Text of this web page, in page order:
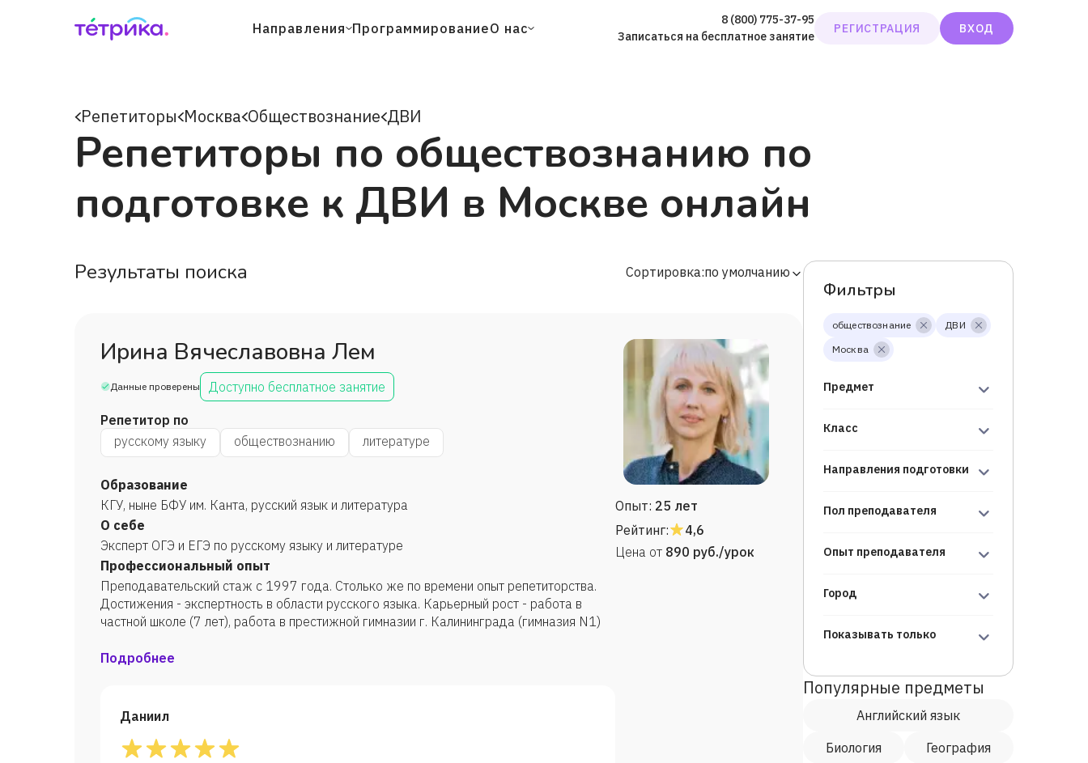
Направления ПрограммированиеО нас
8 (800) 775-37-95
Записаться на бесплатное занятие
РЕГИСТРАЦИЯ ВХОД
Репетиторы Москва Обществознание ДВИ
Репетиторы по обществознанию по
подготовке к ДВИ в Москве онлайн
Результаты поиска Сортировка:по умолчанию
Ирина Вячеславовна Лем
Данные проверены Доступно бесплатное занятие
Репетитор по
русскому языку
обществознанию литературе
Образование
КГУ, ныне БФУ им. Канта, русский язык и литература
О себе
Эксперт ОГЭ и ЕГЭ по русскому языку и литературе
Профессиональный опыт
Преподавательский стаж с 1997 года. Столько же по времени опыт репетиторства.
Достижения - экспертность в области русского языка. Карьерный рост - работа в
частной школе (7 лет), работа в престижной гимназии г. Калининграда (гимназия N1)
Подробнее
Даниил
Опыт: 25 лет
Рейтинг:
4,6
Цена от 890 руб./урок
Фильтры
обществознание
ДВИ
Москва
Предмет
Класс
Направления подготовки
Пол преподавателя
Опыт преподавателя
Город
Показывать только
Популярные предметы
Английский язык
Биология
География